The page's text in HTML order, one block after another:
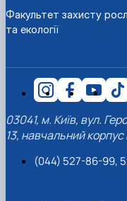
Факультет захисту
та екології
03041, м. Київ, вул.
13, навчальний
(044) 527-86-99,